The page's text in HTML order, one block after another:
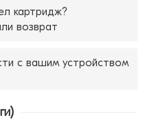
картридж?
возврат
с вашим устройством